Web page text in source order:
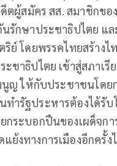
ตผู้สมัคร สส. สมาชิก
รักษาประชาธิปไตย แ
ย์ โดยพรรคไทยสร้างไ
ชาธิปไตย เข้าสู่สภาเ
นูญ ให้กับประชาชนโดย
ทำรัฐประหารต้องได้รั
ระบอกปืนของเผด็จก
ย้งทางการเมืองอีกครั้ง